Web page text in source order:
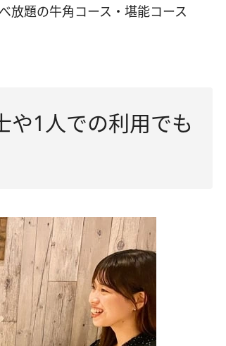
放題の牛角コース・堪能コース
や1人での利用でも